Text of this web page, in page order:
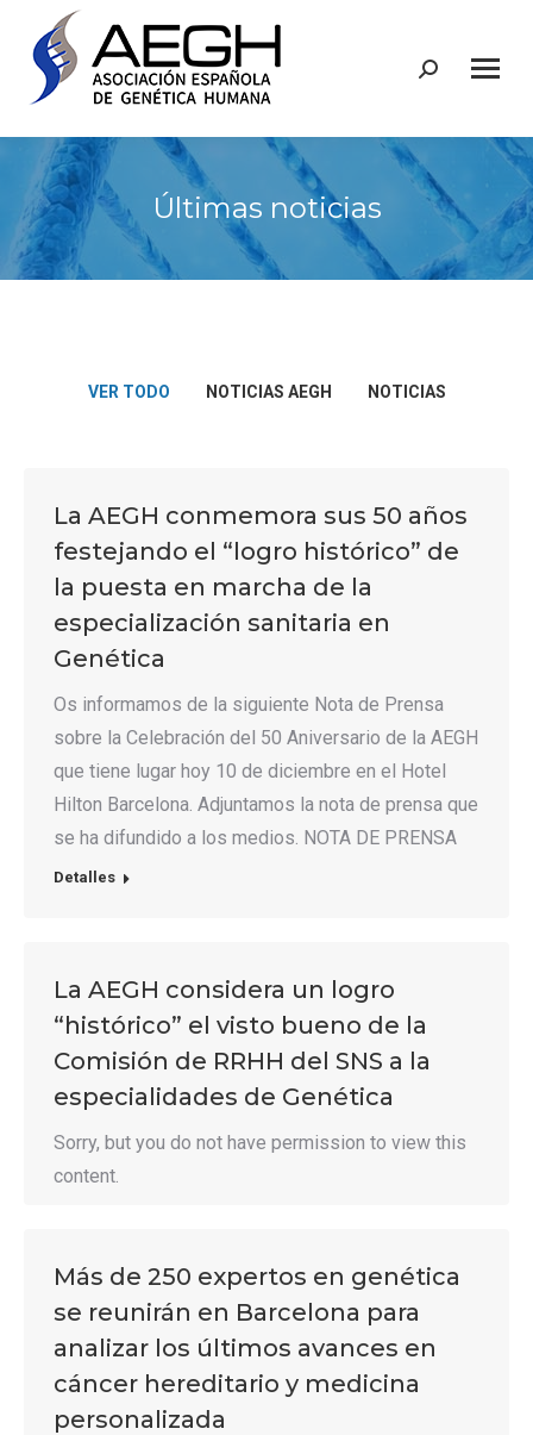
Buscar:
Últimas noticias
VER TODO NOTICIAS AEGH NOTICIAS
La AEGH conmemora sus 50 años
festejando el “logro histórico” de
la puesta en marcha de la
especialización sanitaria en
Genética
Os informamos de la siguiente Nota de Prensa
sobre la Celebración del 50 Aniversario de la AEGH
que tiene lugar hoy 10 de diciembre en el Hotel
Hilton Barcelona. Adjuntamos la nota de prensa que
se ha difundido a los medios. NOTA DE PRENSA
Detalles
La AEGH considera un logro
“histórico” el visto bueno de la
Comisión de RRHH del SNS a la
especialidades de Genética
Sorry, but you do not have permission to view this
content.
Más de 250 expertos en genética
se reunirán en Barcelona para
analizar los últimos avances en
cáncer hereditario y medicina
personalizada